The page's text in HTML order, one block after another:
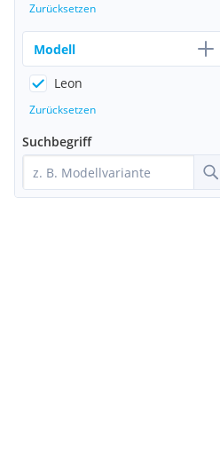
Zurücksetzen
Modell
Leon
Zurücksetzen
Suchbegriff